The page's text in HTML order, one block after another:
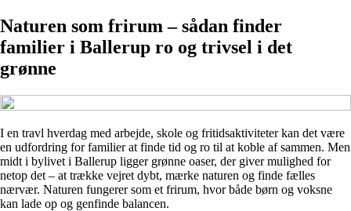
Naturen som frirum – sådan finder
familier i Ballerup ro og trivsel i det
grønne
I en travl hverdag med arbejde, skole og fritidsaktiviteter kan det være
en udfordring for familier at finde tid og ro til at koble af sammen. Men
midt i bylivet i Ballerup ligger grønne oaser, der giver mulighed for
netop det – at trække vejret dybt, mærke naturen og finde fælles
nærvær. Naturen fungerer som et frirum, hvor både børn og voksne
kan lade op og genfinde balancen.